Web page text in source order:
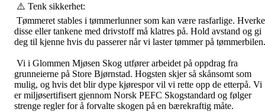
⚠️ Tenk sikkerhet:
Tømmeret stables i tømmerlunner som kan være rasfarlige.
disse eller tankene med drivstoff må klatres på. Hold avstand og gi
deg til kjenne hvis du passerer når vi laster tømmer på tømmerbilen.
Vi i Glommen Mjøsen Skog utfører arbeidet på oppdrag fra
grunneierne på Store Bjørnstad. Hogsten skjer så skånsomt som
mulig, og hvis det blir dype kjørespor vil vi rette opp de etterpå. Vi
er miljøsertifisert gjennom Norsk PEFC Skogstandard og følger
strenge regler for å forvalte skogen på en bærekraftig måte.